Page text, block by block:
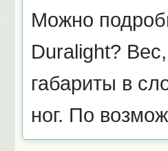
Можно
Duralight?
габариты в
ног. По